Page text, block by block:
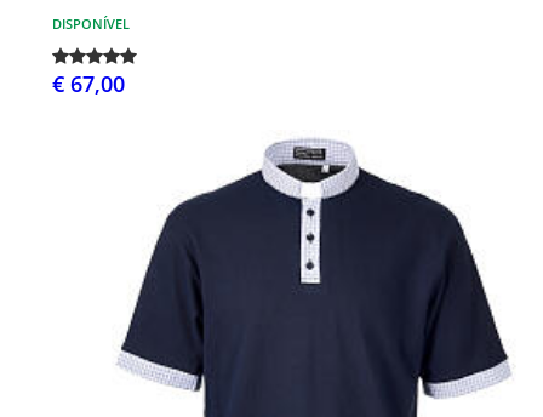
DISPONÍVEL
€ 67,00